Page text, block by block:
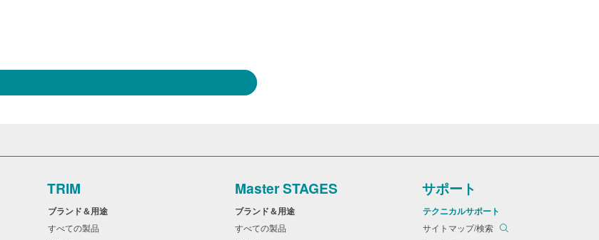
TRIM
ブランド＆用途
すべての製品
Master STAGES
ブランド＆用途
すべての製品
サポート
テクニカルサポート
サイトマップ/検索